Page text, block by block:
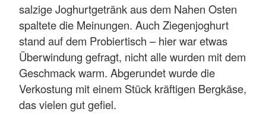
salzige Joghurtgetränk aus dem Nahen Osten
spaltete die Meinungen. Auch Ziegenjoghurt
stand auf dem Probiertisch – hier war etwas
Überwindung gefragt, nicht alle wurden mit dem
Geschmack warm. Abgerundet wurde die
Verkostung mit einem Stück kräftigen Bergkäse,
das vielen gut gefiel.